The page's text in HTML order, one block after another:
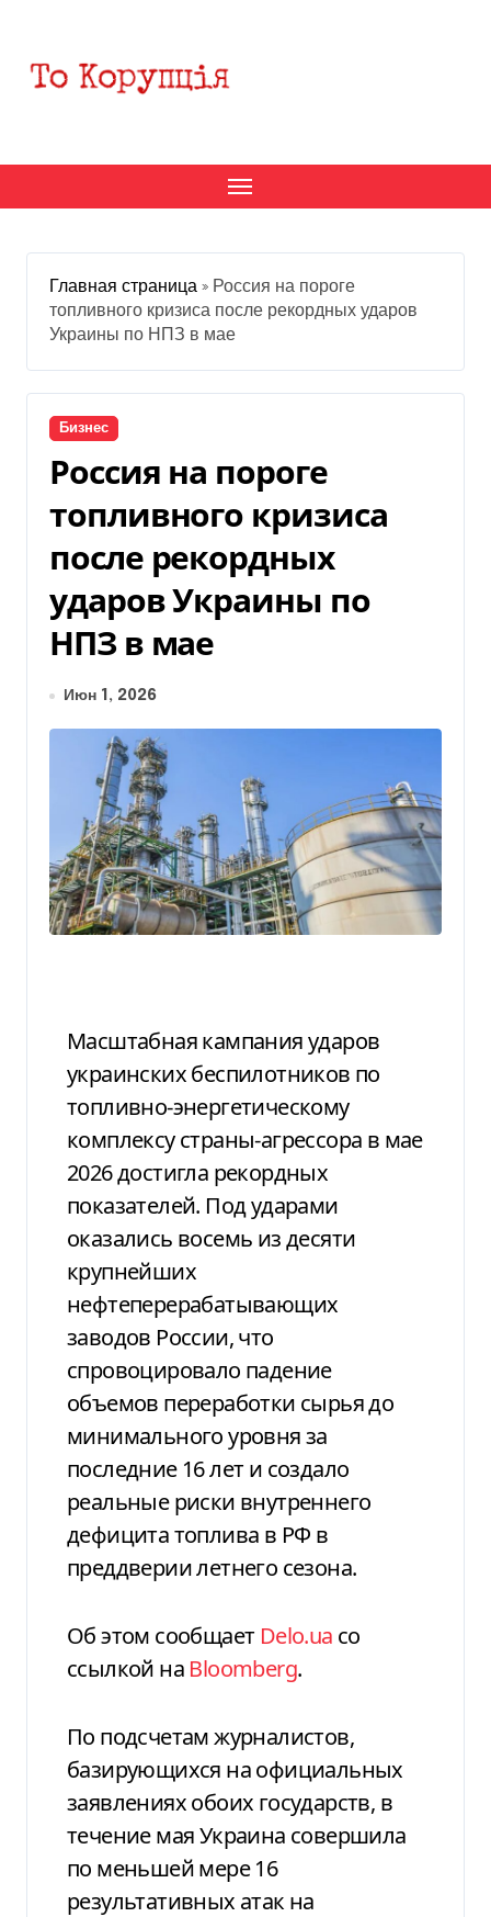
содержанию
Главная страница » Россия на пороге
топливного кризиса после рекордных ударов
Украины по НПЗ в мае
Бизнес
Россия на пороге
топливного кризиса
после рекордных
ударов Украины по
НПЗ в мае
Июн 1, 2026
Масштабная кампания ударов
украинских беспилотников по
топливно-энергетическому
комплексу страны-агрессора в мае
2026 достигла рекордных
показателей. Под ударами
оказались восемь из десяти
крупнейших
нефтеперерабатывающих
заводов России, что
спровоцировало падение
объемов переработки сырья до
минимального уровня за
последние 16 лет и создало
реальные риски внутреннего
дефицита топлива в РФ в
преддверии летнего сезона.
Об этом сообщает Delo.ua со
ссылкой на Bloomberg.
По подсчетам журналистов,
базирующихся на официальных
заявлениях обоих государств, в
течение мая Украина совершила
по меньшей мере 16
результативных атак на